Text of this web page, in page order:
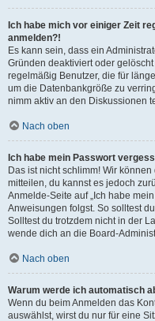
Ich habe mich vor einiger Zeit
anmelden?!
Es kann sein, dass ein
Gründen deaktiviert oder
regelmäßig Benutzer, die für
um die Datenbankgröße zu
nimm aktiv an den Diskussionen
Nach oben
Ich habe mein Passwort
Das ist nicht schlimm! Wir
mitteilen, du kannst es jedoch
Anmelde-Seite auf „Ich habe
Anweisungen folgst. So solltest
Solltest du trotzdem nicht in der
wende dich an die Board-
Nach oben
Warum werde ich automatisch
Wenn du beim Anmelden das
auswählst, wirst du nur für eine